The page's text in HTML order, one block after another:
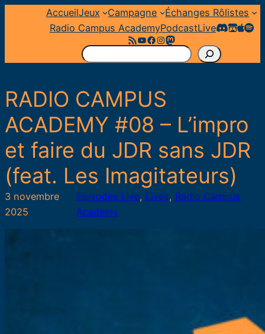
AccueilJeux Campagne
Échanges Rôlistes
Radio Campus AcademyPodcastLive
Flux RSS YouTube Facebook InstagramMastodon
R
h
r
c
h
e
r
RADIO CAMPUS
ACADEMY #08 – L’impro
et faire du JDR sans JDR
(feat. Les Imagitateurs)
3 novembre
2025
Episodes Live, Lives, Radio Campus
Academy